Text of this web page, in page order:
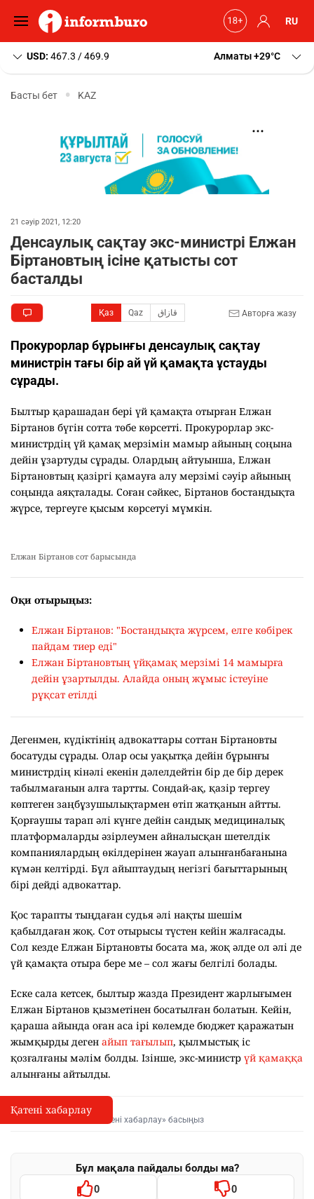
RU
USD: 467.3 / 469.9 Алматы+29 C
Басты бет KAZ
21 сәуір 2021, 12:20
Денсаулық сақтау экс-министрі Елжан
Біртановтың ісіне қатысты сот
басталды
Қаз Qaz قازاق Авторға жазу
Прокурорлар бұрынғы денсаулық сақтау
министрін тағы бір ай үй қамақта ұстауды
сұрады.
Былтыр қарашадан бері үй қамақта отырған Елжан
Біртанов бүгін сотта төбе көрсетті. Прокурорлар экс-
министрдің үй қамақ мерзімін мамыр айының соңына
дейін ұзартуды сұрады. Олардың айтуынша, Елжан
Біртановтың қазіргі қамауға алу мерзімі сәуір айының
соңында аяқталады. Соған сәйкес, Біртанов бостандықта
жүрсе, тергеуге қысым көрсетуі мүмкін.
Елжан Біртанов сот барысында
Оқи отырыңыз:
Елжан Біртанов: "Бостандықта жүрсем, елге көбірек
пайдам тиер еді"
Елжан Біртановтың үйқамақ мерзімі 14 мамырға
дейін ұзартылды. Алайда оның жұмыс істеуіне
рұқсат етілді
Дегенмен, күдіктінің адвокаттары соттан Біртановты
босатуды сұрады. Олар осы уақытқа дейін бұрынғы
министрдің кінәлі екенін дәлелдейтін бір де бір дерек
табылмағанын алға тартты. Сондай-ақ, қазір тергеу
көптеген заңбұзушылықтармен өтіп жатқанын айтты.
Қорғаушы тарап әлі күнге дейін сандық медициналық
платформаларды әзірлеумен айналысқан шетелдік
компаниялардың өкілдерінен жауап алынғанбағанына
күмән келтірді. Бұл айыптаудың негізгі бағыттарының
бірі дейді адвокаттар.
Қос тарапты тыңдаған судья әлі нақты шешім
қабылдаған жоқ. Сот отырысы түстен кейін жалғасады.
Сол кезде Елжан Біртановты босата ма, жоқ әлде ол әлі де
үй қамақта отыра бере ме – сол жағы белгілі болады.
Еске сала кетсек, былтыр жазда Президент жарлығымен
Елжан Біртанов қызметінен босатылған болатын. Кейін,
қараша айында оған аса ірі көлемде бюджет қаражатын
жымқырды деген айып тағылып, қылмыстық іс
қозғалғаны мәлім болды. Ізінше, экс-министр үй қамаққа
алынғаны айтылды.
I
Қате туралы хабарлау
Мәтінді белгілеп, «Қатені хабарлау» басыңыз
Бұл мақала пайдалы болды ма?
0 0
Қатені хабарлау